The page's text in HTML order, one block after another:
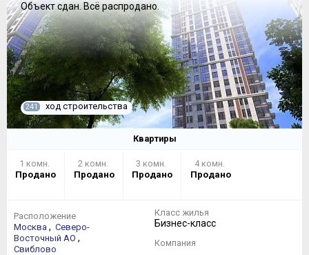
Объект сдан. Всё распродано.
241 ход строительства
Квартиры
1 комн.
Продано
2 комн.
Продано
3 комн.
Продано
4 комн.
Продано
Расположение
Москва , Северо-
Восточный АО ,
Свиблово
Класс жилья
Бизнес-класс
Компания